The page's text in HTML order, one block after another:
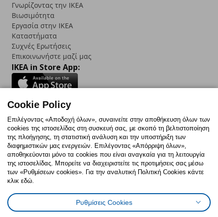
Γνωρίζοντας την IKEA
Βιωσιμότητα
Εργασία στην IKEA
Καταστήματα
Συχνές Ερωτήσεις
Επικοινωνήστε μαζί μας
IKEA in Store App:
Follow us:
FacebookInstagram
TikTokYoutubePinterestTwitter
Πολιτική CookiesΔήλωση ψηφιακής προσβασιμότητας
Ρυθμίσεις cookiesΌροι Χρήσης
Γενική Πολιτική Προσωπικών Δεδομένων
Cookie Policy
Επιλέγοντας «Αποδοχή όλων», συναινείτε στην αποθήκευση όλων των
cookies της ιστοσελίδας στη συσκευή σας, με σκοπό τη βελτιστοποίηση
της πλοήγησης, τη στατιστική ανάλυση και την υποστήριξη των
διαφημιστικών μας ενεργειών. Επιλέγοντας «Απόρριψη όλων»,
αποθηκεύονται μόνο τα cookies που είναι αναγκαία για τη λειτουργία
της ιστοσελίδας. Μπορείτε να διαχειριστείτε τις προτιμήσεις σας μέσω
των «Ρυθμίσεων cookies». Για την αναλυτική Πολιτική Cookies κάντε
κλικ εδώ.
Ρυθμίσεις Cookies